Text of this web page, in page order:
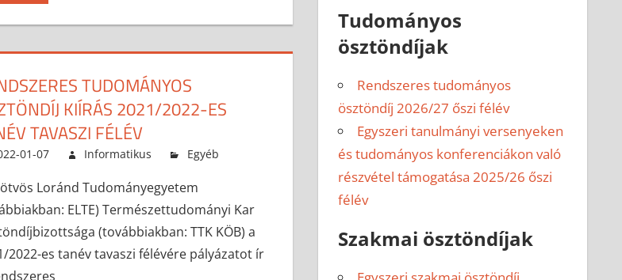
TUDOMÁNYOS
KIÍRÁS 2021/2022-ES
TAVASZI FÉLÉV
01-07 Informatikus Egyéb
Loránd Tudományegyetem
ELTE) Természettudományi Kar
(továbbiakban: TTK KÖB) a
2022-es tanév tavaszi félévére pályázatot ír
Tudományos
ösztöndíjak
Rendszeres tudományos
ösztöndíj 2026/27 őszi félév
Egyszeri tanulmányi versenyeken
és tudományos konferenciákon való
részvétel támogatása 2025/26 őszi
félév
Szakmai ösztöndíjak